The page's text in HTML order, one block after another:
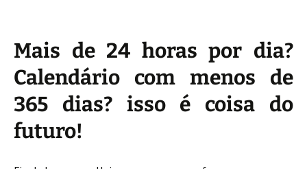
Mais de 24 horas por dia?
Calendário com menos de
365 dias? isso é coisa do
futuro!